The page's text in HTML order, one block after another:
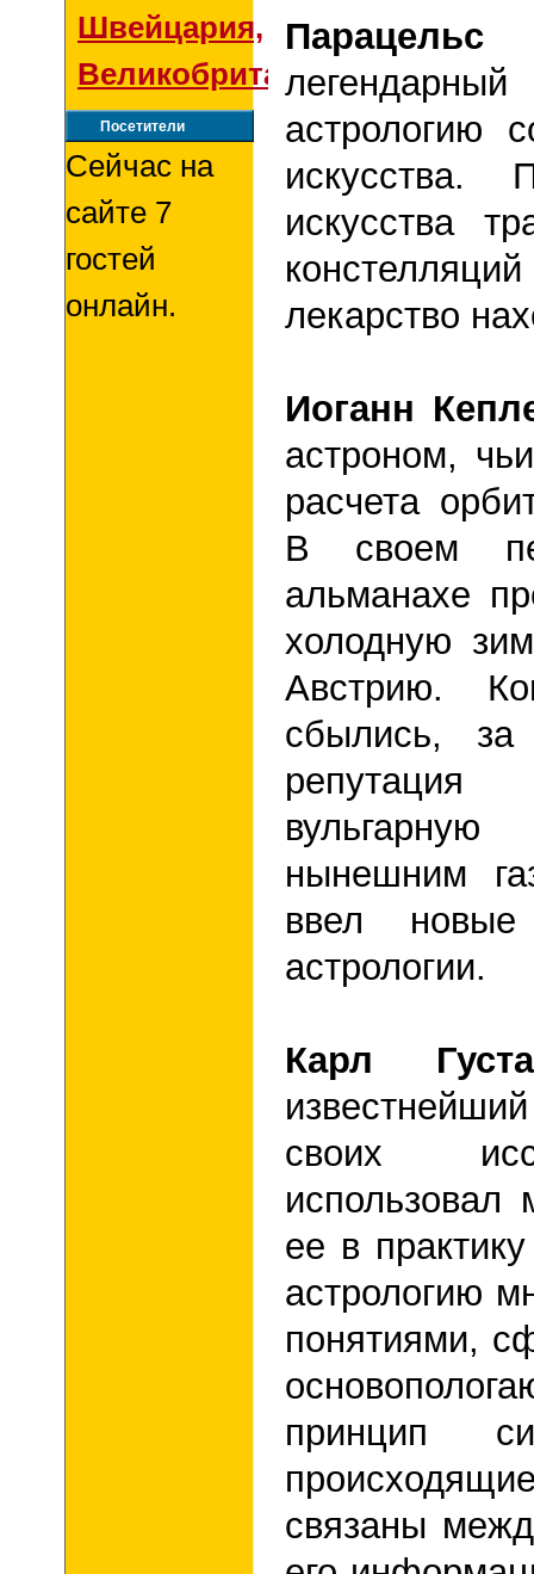
Швейцария,
Великобритания
Посетители
Сейчас на
сайте 7
гостей
онлайн.
Парацельс
астрологию
искусства
лекарство
Иоганн
астроном,
расчета
В своем
альманахе
холодную
Австрию.
сбылись, за
вульгарную
нынешним
ввел
астрологии.
Карл
своих
использовал
ее в
астрологию
понятиями,
принцип
связаны